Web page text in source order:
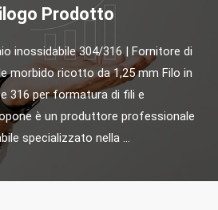
Prodotto
inossidabile 304/316 | Fornitore di
morbido ricotto da 1,25 mm Filo in
316 per formatura di fili e
è un produttore professionale
specializzato nella ...